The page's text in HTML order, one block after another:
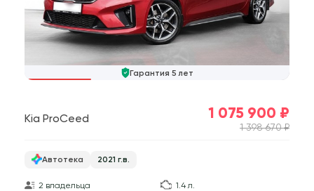
Гарантия 5 лет
Kia ProCeed 1 075 900 ₽
1 398 670 ₽
Автотека 2021 г.в.
2 владельца
1.4 л.